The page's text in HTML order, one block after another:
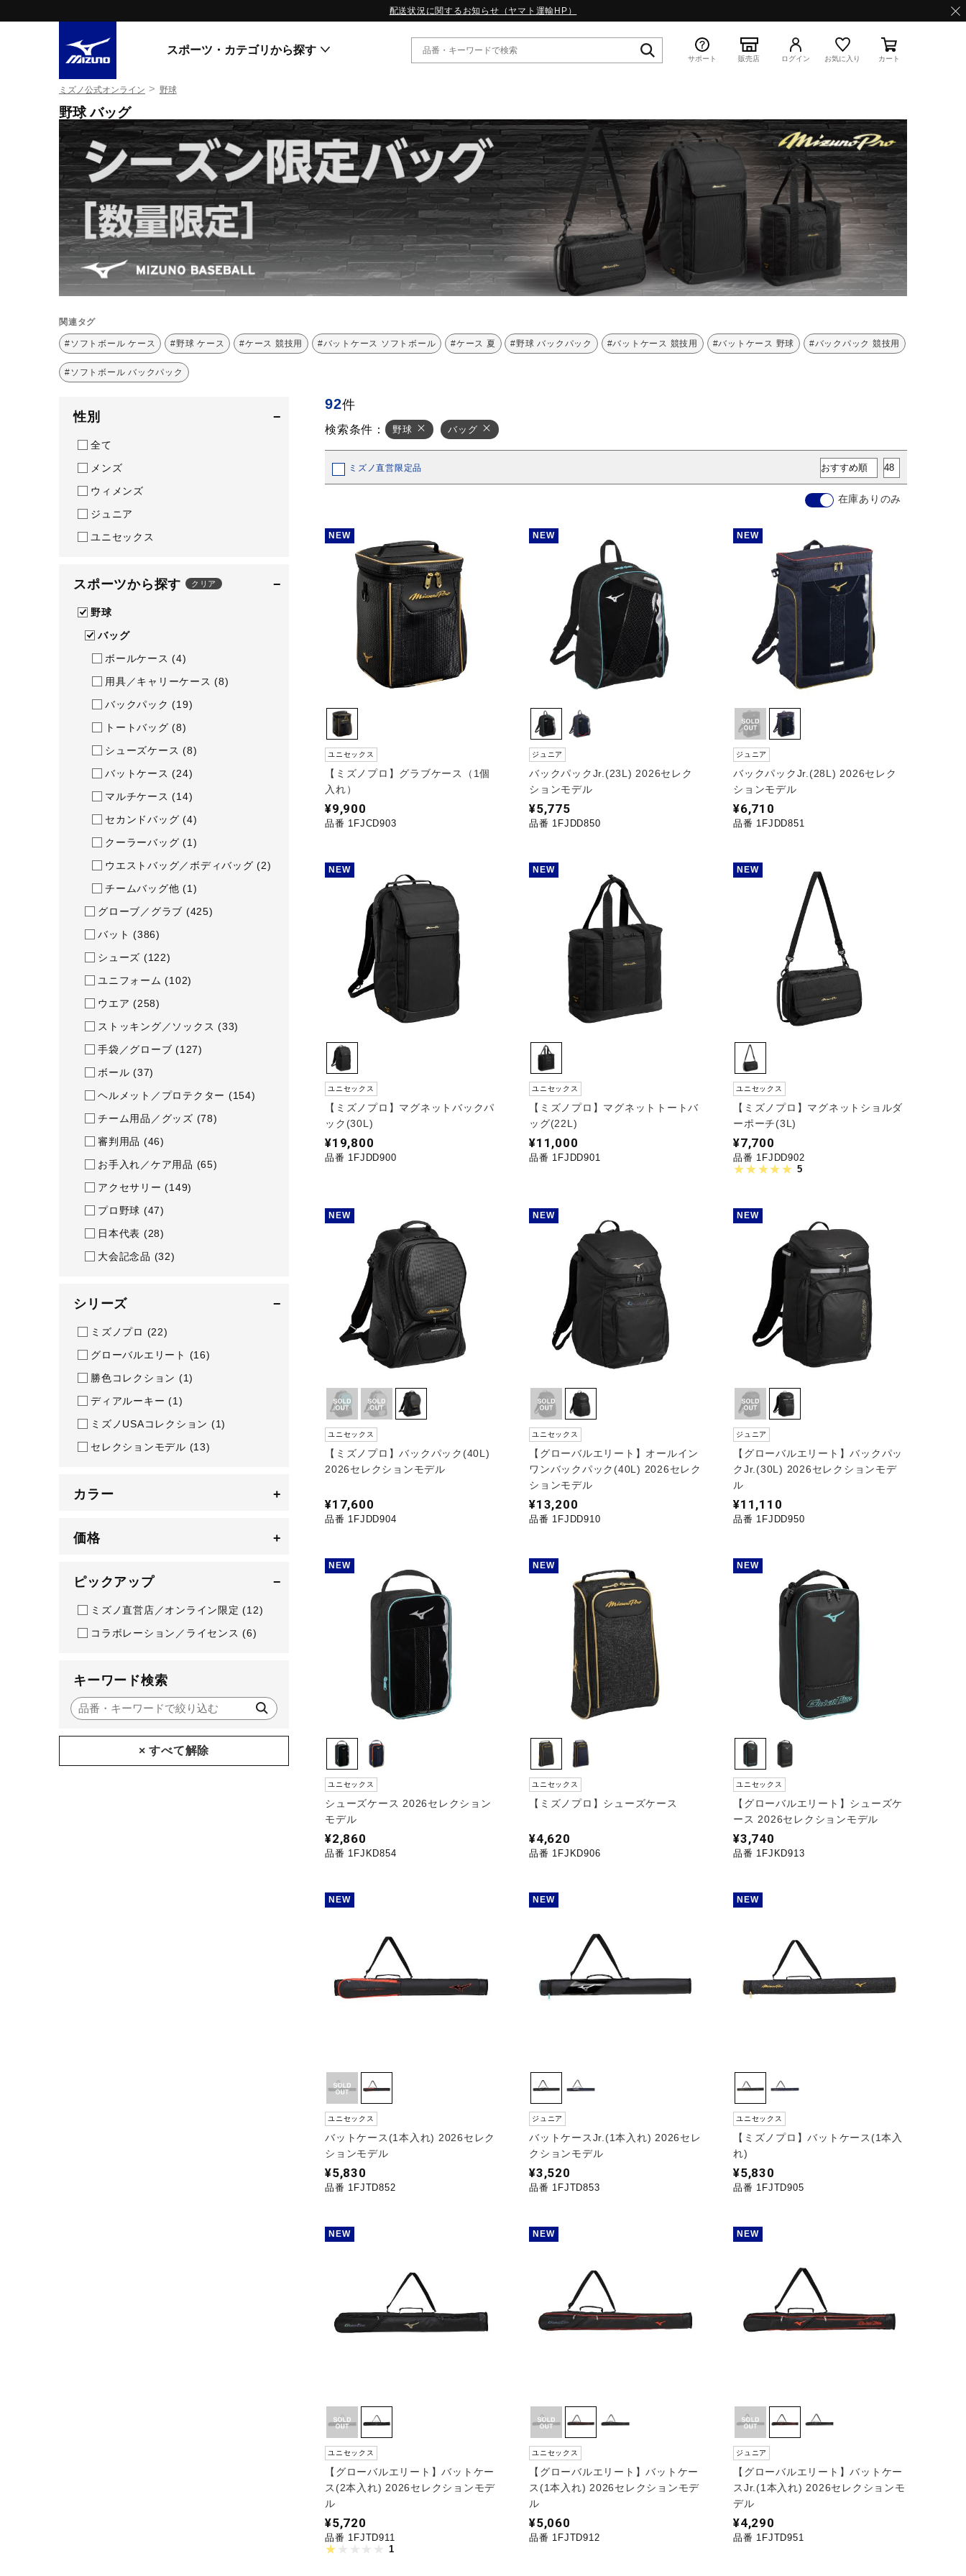
配送状況に関するお知らせ（ヤマト運輸HP）
スポーツ・カテゴリから探す
スニーカー
ライフスタイルウエア
ランニング
サッカー／フットサル
トレーニング
野球
ゴルフ
テニス／ソフトテニス
バドミントン
卓球
ソフトボール
ウィンタースポーツ
ワーキング
サポーター
健康／エクササイズ
ジュニア／キッズ
メディカル
コラボ／ライセンス
すべてのシリーズ
WAVE PROPHECY
MORELIA LS
WAVE RIDER
MXR
ゴアテックス
コラボレーション
その他シリーズ
WP13.2｜特集
MORELIA LS｜特集
W.PROPHECY1｜特集
WP MAGIC MITA｜特集
WP STRAP｜特集
スペシャルカラーパック｜特集
WP STRAP 2｜特集
マーガレット・ハウエル｜特集
KICKS & ECHO｜特集
特集
WAVE PROPHECY 13.2
サポート 販売店 ログイン お気に入り カート
ミズノ公式オンライン > 野球
野球 バッグ
関連タグ
#ソフトボール ケース #野球 ケース #ケース 競技用 #バットケース ソフトボール #ケース 夏 #野球 バックパック #バットケース 競技用 #バットケース 野球 #バックパック 競技用
#ソフトボール バックパック
性別 −
全て
メンズ
ウィメンズ
ジュニア
ユニセックス
スポーツから探す クリア −
野球
バッグ
ボールケース (4)
用具／キャリーケース (8)
バックパック (19)
トートバッグ (8)
シューズケース (8)
バットケース (24)
マルチケース (14)
セカンドバッグ (4)
クーラーバッグ (1)
ウエストバッグ／ボディバッグ (2)
チームバッグ他 (1)
グローブ／グラブ (425)
バット (386)
シューズ (122)
ユニフォーム (102)
ウエア (258)
ストッキング／ソックス (33)
手袋／グローブ (127)
ボール (37)
ヘルメット／プロテクター (154)
チーム用品／グッズ (78)
審判用品 (46)
お手入れ／ケア用品 (65)
アクセサリー (149)
プロ野球 (47)
日本代表 (28)
大会記念品 (32)
シリーズ −
ミズノプロ (22)
グローバルエリート (16)
勝色コレクション (1)
ディアルーキー (1)
ミズノUSAコレクション (1)
セレクションモデル (13)
カラー +
価格 +
ピックアップ −
ミズノ直営店／オンライン限定 (12)
コラボレーション／ライセンス (6)
キーワード検索
× すべて解除
92件
検索条件： 野球 バッグ
ミズノ直営限定品
在庫ありのみ
NEW
ユニセックス
【ミズノプロ】グラブケース（1個
入れ）
¥9,900
品番 1FJCD903
NEW
ジュニア
バックパックJr.(23L) 2026セレク
ションモデル
¥5,775
品番 1FJDD850
NEW
ジュニア
バックパックJr.(28L) 2026セレク
ションモデル
¥6,710
品番 1FJDD851
NEW
ユニセックス
【ミズノプロ】マグネットバックパ
ック(30L)
¥19,800
品番 1FJDD900
NEW
ユニセックス
【ミズノプロ】マグネットトートバ
ッグ(22L)
¥11,000
品番 1FJDD901
NEW
ユニセックス
【ミズノプロ】マグネットショルダ
ーポーチ(3L)
¥7,700
品番 1FJDD902
5
NEW
ユニセックス
【ミズノプロ】バックパック(40L)
2026セレクションモデル
¥17,600
品番 1FJDD904
NEW
ユニセックス
【グローバルエリート】オールイン
ワンバックパック(40L) 2026セレク
ションモデル
¥13,200
品番 1FJDD910
NEW
ジュニア
【グローバルエリート】バックパッ
クJr.(30L) 2026セレクションモデ
ル
¥11,110
品番 1FJDD950
NEW
ユニセックス
シューズケース 2026セレクション
モデル
¥2,860
品番 1FJKD854
NEW
ユニセックス
【ミズノプロ】シューズケース
¥4,620
品番 1FJKD906
NEW
ユニセックス
【グローバルエリート】シューズケ
ース 2026セレクションモデル
¥3,740
品番 1FJKD913
NEW
ユニセックス
バットケース(1本入れ) 2026セレク
ションモデル
¥5,830
品番 1FJTD852
NEW
ジュニア
バットケースJr.(1本入れ) 2026セレ
クションモデル
¥3,520
品番 1FJTD853
NEW
ユニセックス
【ミズノプロ】バットケース(1本入
れ)
¥5,830
品番 1FJTD905
NEW
ユニセックス
【グローバルエリート】バットケー
ス(2本入れ) 2026セレクションモデ
ル
¥5,720
品番 1FJTD911
1
NEW
ユニセックス
【グローバルエリート】バットケー
ス(1本入れ) 2026セレクションモデ
ル
¥5,060
品番 1FJTD912
NEW
ジュニア
【グローバルエリート】バットケー
スJr.(1本入れ) 2026セレクションモ
デル
¥4,290
品番 1FJTD951